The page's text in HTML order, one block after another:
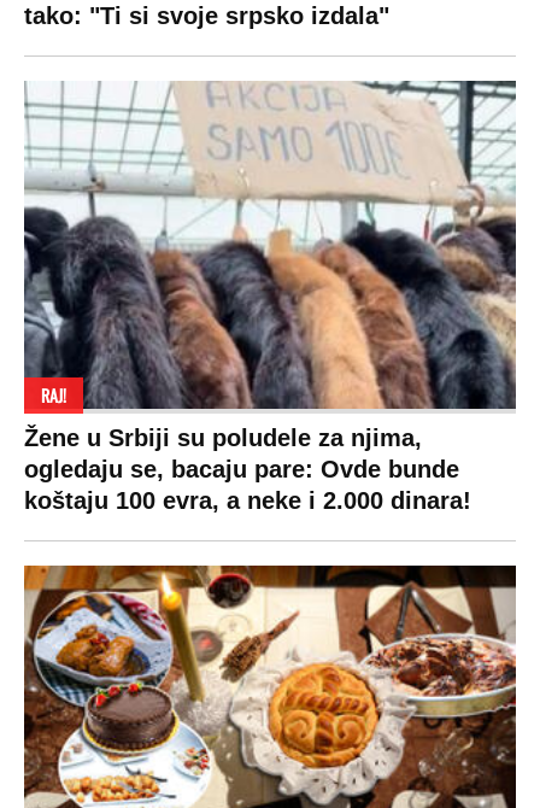
tako: "Ti si svoje srpsko izdala"
RAJ!
Žene u Srbiji su poludele za njima,
ogledaju se, bacaju pare: Ovde bunde
koštaju 100 evra, a neke i 2.000 dinara!